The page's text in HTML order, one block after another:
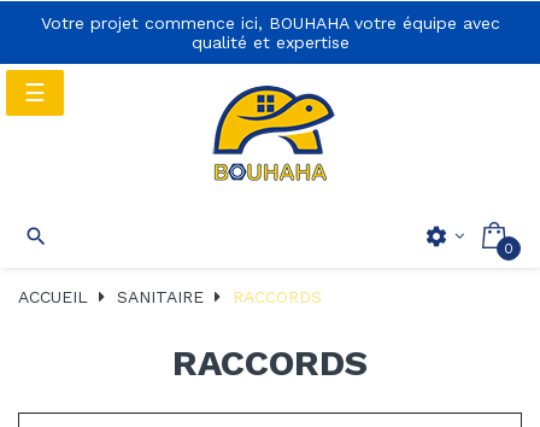
Votre projet commence ici, BOUHAHA votre équipe avec
qualité et expertise
 settings 0
Basculer
la
☰
ACCUEIL SANITAIRE RACCORDS
RACCORDS